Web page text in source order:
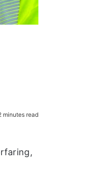
minutes read